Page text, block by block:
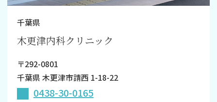
千葉県
木更津内科クリニック
〒292-0801
千葉県 木更津市請西 1-18-22
0438-30-0165